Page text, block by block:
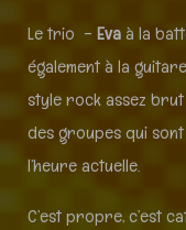
Le trio –Evaà la
également à la
style rock assez brut
des groupes qui
l’heure actuelle.
C’est propre, c’est